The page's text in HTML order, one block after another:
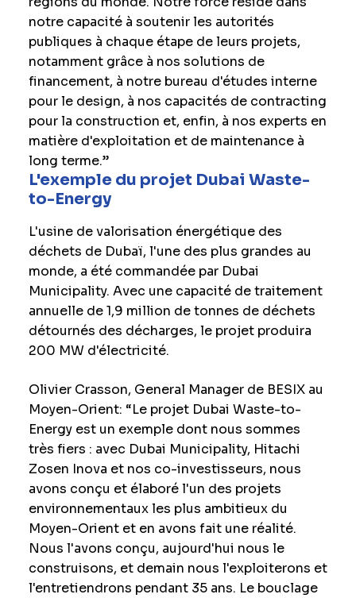
notre capacité à soutenir les autorités
publiques à chaque étape de leurs projets,
notamment grâce à nos solutions de
financement, à notre bureau d'études interne
pour le design, à nos capacités de contracting
pour la construction et, enfin, à nos experts en
matière d'exploitation et de maintenance à
long terme.”
L'exemple du projet Dubai Waste-
to-Energy
L'usine de valorisation énergétique des
déchets de Dubaï, l'une des plus grandes au
monde, a été commandée par Dubai
Municipality. Avec une capacité de traitement
annuelle de 1,9 million de tonnes de déchets
détournés des décharges, le projet produira
200 MW d'électricité.
Olivier Crasson, General Manager de BESIX au
Moyen-Orient: “Le projet Dubai Waste-to-
Energy est un exemple dont nous sommes
très fiers : avec Dubai Municipality, Hitachi
Zosen Inova et nos co-investisseurs, nous
avons conçu et élaboré l'un des projets
environnementaux les plus ambitieux du
Moyen-Orient et en avons fait une réalité.
Nous l'avons conçu, aujourd'hui nous le
construisons, et demain nous l'exploiterons et
l'entretiendrons pendant 35 ans. Le bouclage